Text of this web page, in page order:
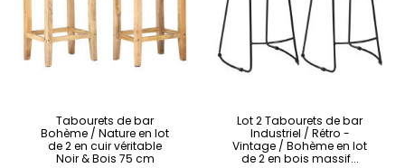
Tabourets de bar
Bohème / Nature en lot
de 2 en cuir véritable
Noir & Bois 75 cm
Lot 2 Tabourets de bar
Industriel / Rétro -
Vintage / Bohème en lot
de 2 en bois massif...